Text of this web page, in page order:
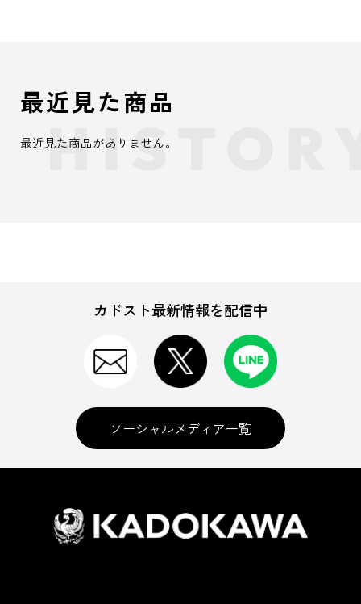
最近見た商品
最近見た商品がありません。
カドスト最新情報を配信中
ソーシャルメディア一覧